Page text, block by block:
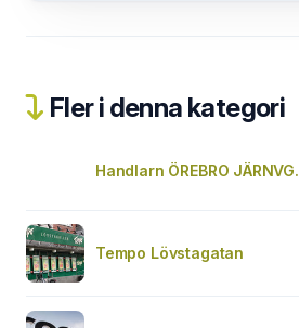
Fler i denna kategori
Handlarn ÖREBRO JÄRNVG.
Tempo Lövstagatan